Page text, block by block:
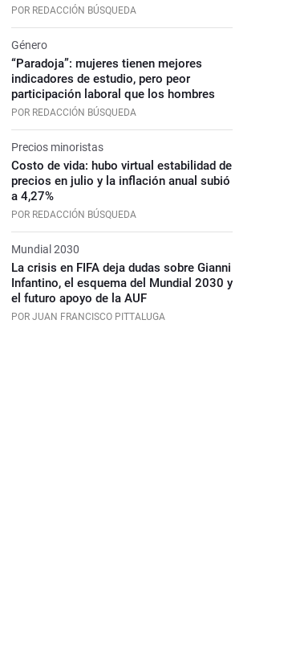
POR REDACCIÓN BÚSQUEDA
Género
“Paradoja”: mujeres tienen mejores
indicadores de estudio, pero peor
participación laboral que los hombres
POR REDACCIÓN BÚSQUEDA
Precios minoristas
Costo de vida: hubo virtual estabilidad de
precios en julio y la inflación anual subió
a 4,27%
POR REDACCIÓN BÚSQUEDA
Mundial 2030
La crisis en FIFA deja dudas sobre Gianni
Infantino, el esquema del Mundial 2030 y
el futuro apoyo de la AUF
POR JUAN FRANCISCO PITTALUGA